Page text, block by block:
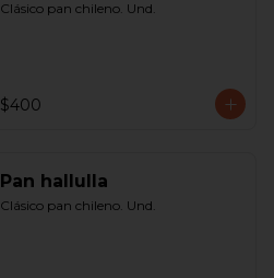
Clásico pan chileno. Und.
$400
Pan hallulla
Clásico pan chileno. Und.